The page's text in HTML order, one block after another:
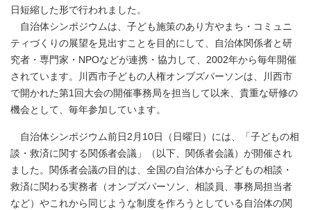
日短縮した形で行われました。
自治体シンポジウムは、子ども施策のあり方やまち・コミュニ
ティづくりの展望を見出すことを目的にして、自治体関係者と研
究者・専門家・NPOなどが連携・協力して、2002年から毎年開催
されています。川西市子どもの人権オンブズパーソンは、川西市
で開かれた第1回大会の開催事務局を担当して以来、貴重な研修の
機会として、毎年参加しています。
自治体シンポジウム前日2月10日（日曜日）には、「子どもの相
談・救済に関する関係者会議」（以下、関係者会議）が開催され
ました。関係者会議の目的は、全国の自治体から子どもの相談・
救済に関わる実務者（オンブズパーソン、相談員、事務局担当者
など）やこれから同じような制度を作ろうとしている自治体の関